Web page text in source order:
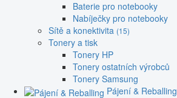
Baterie pro notebooky
Nabíječky pro notebooky
Sítě a konektivita (15)
Tonery a tisk
Tonery HP
Tonery ostatních výrobců
Tonery Samsung
Pájení & Reballing